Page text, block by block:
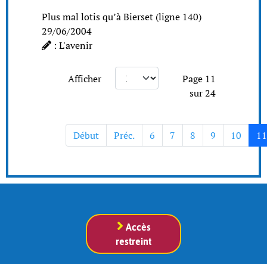
Plus mal lotis qu’à Bierset (ligne 140)
29/06/2004
: L'avenir
Afficher
Page 11
sur 24
Début Préc. 6 7 8 9 10 11
Accès
restreint